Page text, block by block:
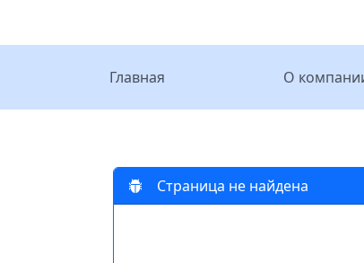
Главная О
Страница не найдена